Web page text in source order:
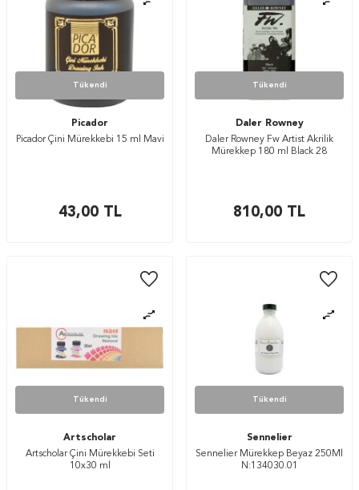
Tükendi
Picador
Picador Çini Mürekkebi 15 ml Mavi
43,00TL
Tükendi
Daler Rowney
Daler Rowney Fw Artist Akrilik
Mürekkep 180 ml Black 28
810,00 TL
Tükendi
Artscholar
Artscholar Çini Mürekkebi Seti
10x30 ml
Tükendi
Sennelier
Sennelier Mürekkep Beyaz 250Ml
N:134030.01